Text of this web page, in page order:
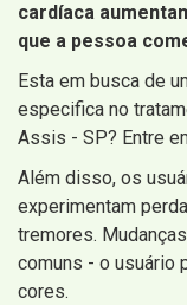
cardíaca
que a pessoa
Esta em busca de
especifica no
Assis - SP? Entre
Além disso, os
experimentam
tremores.
comuns - o usuário
cores.